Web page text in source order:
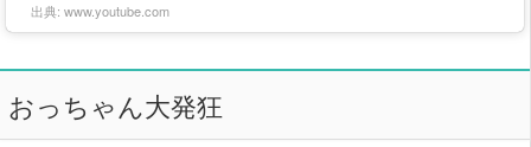
出典: www.youtube.com
おっちゃん大発狂